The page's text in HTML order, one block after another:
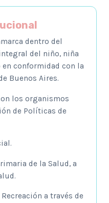
dentro del
del niño, niña
conformidad con la
Buenos Aires.
los organismos
de Políticas de
de la Salud, a
a través de